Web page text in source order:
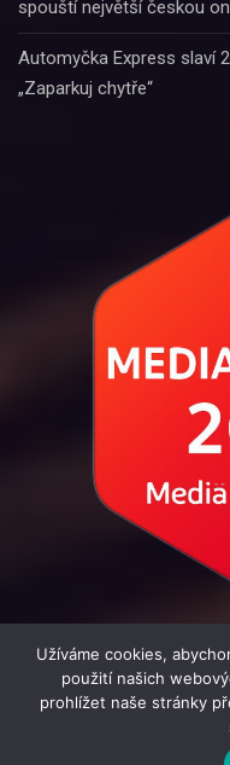
spouští největší českou
Automyčka Express slaví
„Zaparkuj chytře“
© 2016 - 2026 i-
Užíváme cookies,
použití našich
prohlížet naše stránky